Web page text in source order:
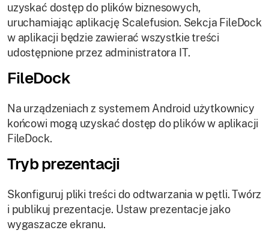
uzyskać dostęp do plików biznesowych,
uruchamiając aplikację Scalefusion. Sekcja FileDock
w aplikacji będzie zawierać wszystkie treści
udostępnione przez administratora IT.
FileDock
Na urządzeniach z systemem Android użytkownicy
końcowi mogą uzyskać dostęp do plików w aplikacji
FileDock.
Tryb prezentacji
Skonfiguruj pliki treści do odtwarzania w pętli. Twórz
i publikuj prezentacje. Ustaw prezentacje jako
wygaszacze ekranu.